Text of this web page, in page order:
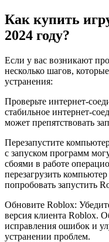
Как купить
2024 году?
Если у вас возникают
несколько шагов,
устранения:
Проверьте интернет-
стабильное интернет-
может препятствовать
Перезапустите
с запуском программ
сбоями в работе
перезагрузить
попробовать запустить
Обновите Roblox:
версия клиента Roblox.
исправления ошибок и
устранении проблем.